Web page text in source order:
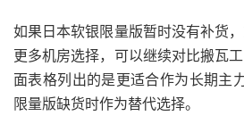
如果日本软银限量版暂时没有补货，
更多机房选择，可以继续对比搬瓦
面表格列出的是更适合作为长期主
限量版缺货时作为替代选择。